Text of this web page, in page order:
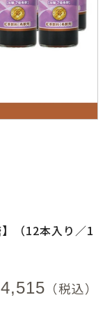
（12本入り／1
（税込）